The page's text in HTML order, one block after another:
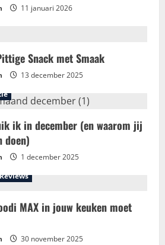
11 januari 2026
Snack met Smaak
13 december 2025
ik in december (en waarom jij
doen)
1 december 2025
MAX in jouw keuken moet
30 november 2025